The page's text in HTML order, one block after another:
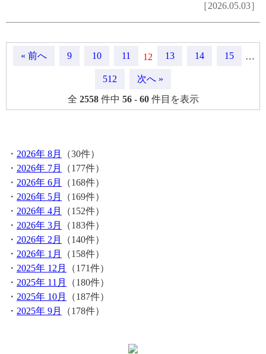
［2026.05.03］
« 前へ 9 10 11 12 13 14 15 …
512
次へ »
全 2558件中 56- 60件目を表示
・ 2026年 8月
（30件）
・ 2026年 7月
（177件）
・ 2026年 6月
（168件）
・ 2026年 5月
（169件）
・ 2026年 4月
（152件）
・ 2026年 3月
（183件）
・ 2026年 2月
（140件）
・ 2026年 1月
（158件）
・ 2025年 12月
（171件）
・ 2025年 11月
（180件）
・ 2025年 10月
（187件）
・ 2025年 9月 （178件）